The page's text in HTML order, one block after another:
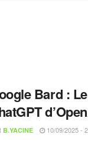
Bard :
B.YACINE 10/09/2025 -